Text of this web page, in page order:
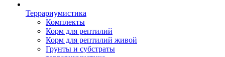
Террариумистика
Комплекты
Корм для рептилий
Корм для рептилий живой
Грунты и субстраты